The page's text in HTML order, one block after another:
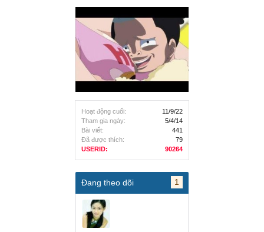
Hoạt động cuối:
11/9/22
Tham gia ngày:
5/4/14
Bài viết:
441
Đã được thích:
79
USERID:
90264
Đang theo dõi 1